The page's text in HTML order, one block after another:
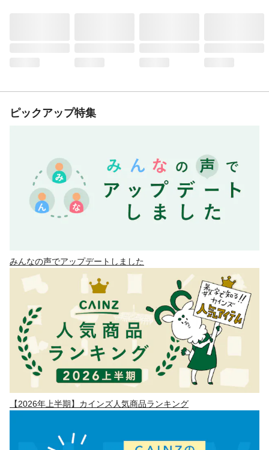
ピックアップ特集
みんなの声でアップデートしました
【2026年上半期】カインズ人気商品ランキング